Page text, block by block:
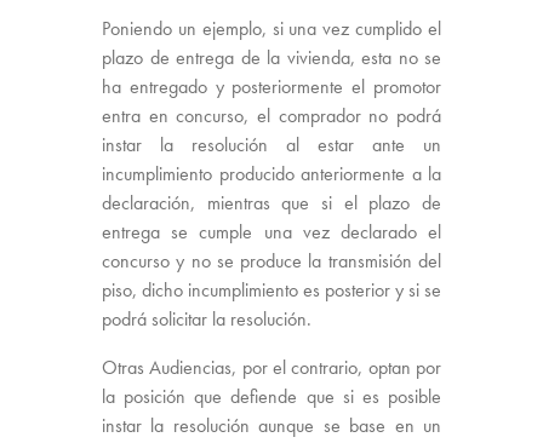
Poniendo un ejemplo, si una vez cumplido el
plazo de entrega de la vivienda, esta no se
ha entregado y posteriormente el promotor
entra en concurso, el comprador no podrá
instar la resolución al estar ante un
incumplimiento producido anteriormente a la
declaración, mientras que si el plazo de
entrega se cumple una vez declarado el
concurso y no se produce la transmisión del
piso, dicho incumplimiento es posterior y si se
podrá solicitar la resolución.
Otras Audiencias, por el contrario, optan por
la posición que defiende que si es posible
instar la resolución aunque se base en un